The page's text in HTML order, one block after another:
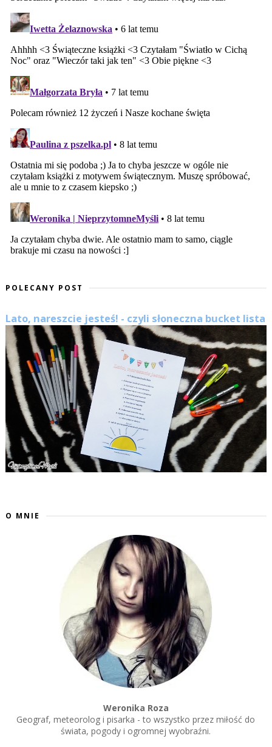
POLECANY POST
Lato, nareszcie jesteś! - czyli słoneczna bucket lista
O MNIE
Weronika Roza
Geograf, meteorolog i pisarka - to wszystko przez miłość do
świata, pogody i ogromnej wyobraźni.